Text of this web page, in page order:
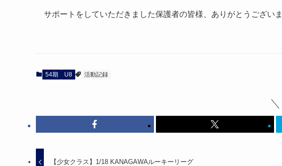
サポートをしていただきました保護者の皆様、ありがとうございま
54期 U8 活動記録
【少女クラス】1/18 KANAGAWAルーキーリーグ